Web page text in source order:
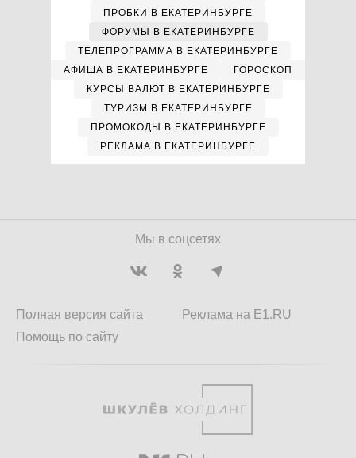
ПРОБКИ В ЕКАТЕРИНБУРГЕ
ФОРУМЫ В ЕКАТЕРИНБУРГЕ
ТЕЛЕПРОГРАММА В ЕКАТЕРИНБУРГЕ
АФИША В ЕКАТЕРИНБУРГЕ
ГОРОСКОП
КУРСЫ ВАЛЮТ В ЕКАТЕРИНБУРГЕ
ТУРИЗМ В ЕКАТЕРИНБУРГЕ
ПРОМОКОДЫ В ЕКАТЕРИНБУРГЕ
РЕКЛАМА В ЕКАТЕРИНБУРГЕ
Мы в соцсетях
Полная версия сайта
Помощь по сайту
Реклама на E1.RU